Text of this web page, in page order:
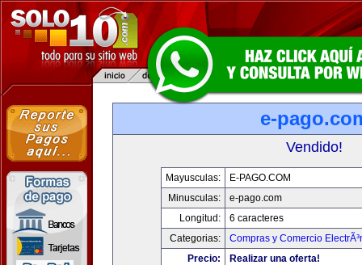
e-
Vendido!
Mayusculas:
E-PAGO.COM
Minusculas:
e-pago.com
Longitud:
6 caracteres
Categorias:
Compras y Comercio
Precio:
Realizar una oferta!